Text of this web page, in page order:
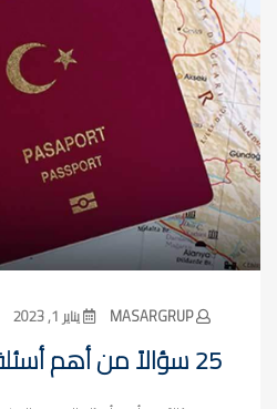
MASARGRUP يناير 1, 2023
25 سؤالاً من أهم أسئلة الجنسية التركية